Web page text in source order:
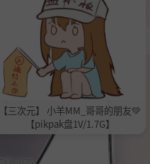
【三次元】 小羊MM_哥哥的朋友💚
【pikpak盘1V/1.7G】